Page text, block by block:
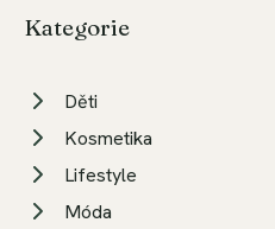
Kategorie
Děti
Kosmetika
Lifestyle
Móda